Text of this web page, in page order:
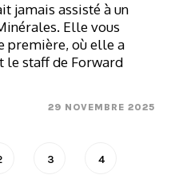
jamais assisté à un
Elle vous
première, où elle a
le staff de Forward
29 NOVEMBRE 2025
3 4